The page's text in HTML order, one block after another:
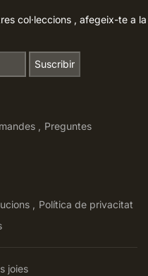
col·leccions , afegeix-te a la
Preguntes
Política de privacitat
joies